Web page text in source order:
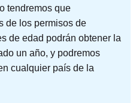
tendremos que
de los permisos de
de edad podrán obtener la
un año, y podremos
cualquier país de la